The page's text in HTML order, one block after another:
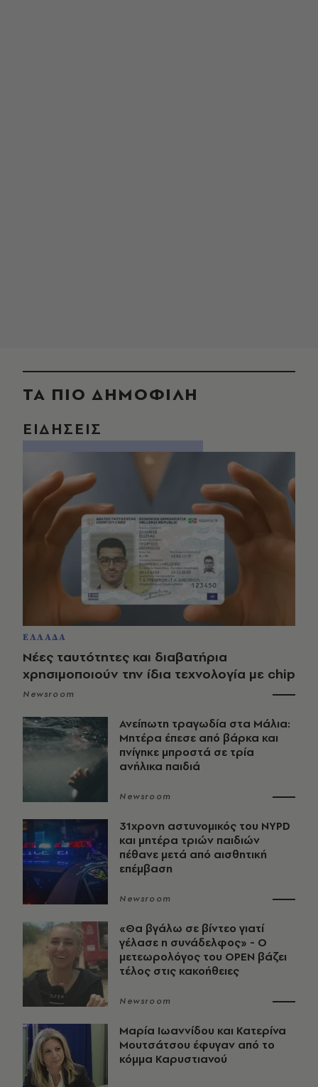
ΤΑ ΠΙΟ ΔΗΜΟΦΙΛΗ
ΕΙΔΗΣΕΙΣ
ΕΛΛΑΔΑ
Νέες ταυτότητες και διαβατήρια
χρησιμοποιούν την ίδια τεχνολογία με chip
Newsroom
Ανείπωτη τραγωδία στα Μάλια:
Μητέρα έπεσε από βάρκα και
πνίγηκε μπροστά σε τρία
ανήλικα παιδιά
Newsroom
31χρονη αστυνομικός του NYPD
και μητέρα τριών παιδιών
πέθανε μετά από αισθητική
επέμβαση
Newsroom
«Θα βγάλω σε βίντεο γιατί
γέλασε η συνάδελφος» - Ο
μετεωρολόγος του OPEN βάζει
τέλος στις κακοήθειες
Newsroom
Μαρία Ιωαννίδου και Κατερίνα
Μουτσάτσου έφυγαν από το
κόμμα Καρυστιανού